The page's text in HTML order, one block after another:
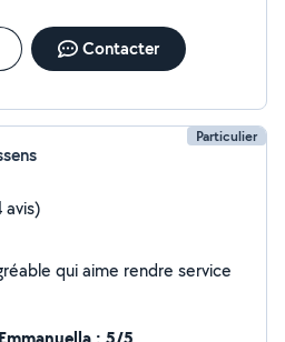
Contacter
Particulier
avis)
qui aime rendre service